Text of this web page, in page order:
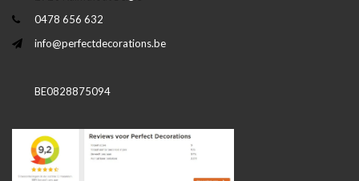
0478 656 632
info@perfectdecorations.be
BE0828875094